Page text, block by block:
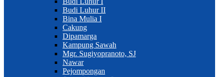
Budi Luhur II
Bina Mulia I
Cakung
Dipamarga
Kampung Sawah
Mgr. Sugiyopranoto, SJ
Nawar
Pejompongan